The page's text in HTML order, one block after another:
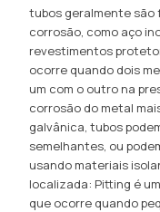
tubos geralmente
corrosão, como aço
revestimentos
ocorre quando dois
um com o outro na
corrosão do metal
galvânica, tubos
semelhantes, ou
usando materiais
localizada: Pitting é
que ocorre quando